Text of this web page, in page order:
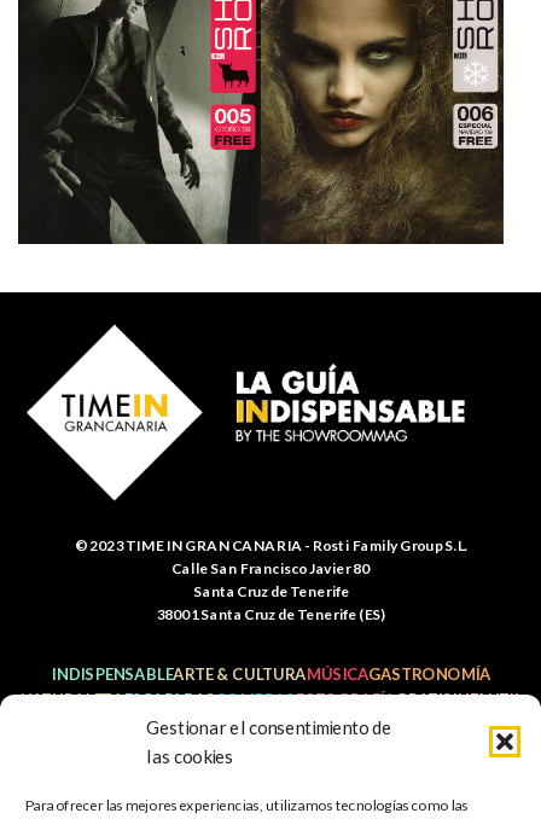
Gestionar el consentimiento de
las cookies
Para ofrecer las mejores experiencias, utilizamos tecnologías como las
© 2023 TIME IN GRAN CANARIA - Rosti Family Group S.L.
Calle San Francisco Javier 80
Santa Cruz de Tenerife
38001 Santa Cruz de Tenerife (ES)
INDISPENSABLEARTE & CULTURAMÚSICAGASTRONOMÍA
NATURALEZAESCAPADASCOMPRASFOTOGRAFÍAGRATISINFANTIL
Política de